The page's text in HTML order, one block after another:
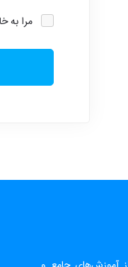
مرا به